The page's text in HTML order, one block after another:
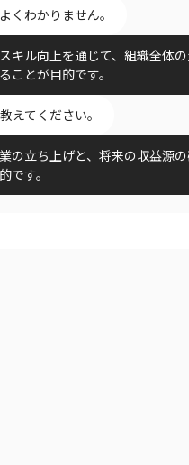
くわかりません。
キル向上を通じて、組織全体
ことが目的です。
えてください。
の立ち上げと、将来の収益源
です。